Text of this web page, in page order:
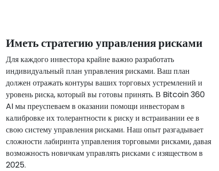
Иметь стратегию управления рисками
Для каждого инвестора крайне важно разработать
индивидуальный план управления рисками. Ваш план
должен отражать контуры ваших торговых устремлений и
уровень риска, который вы готовы принять. В Bitcoin 360
AI мы преуспеваем в оказании помощи инвесторам в
калибровке их толерантности к риску и встраивании ее в
свою систему управления рисками. Наш опыт разгадывает
сложности лабиринта управления торговыми рисками, давая
возможность новичкам управлять рисками с изяществом в
2025.